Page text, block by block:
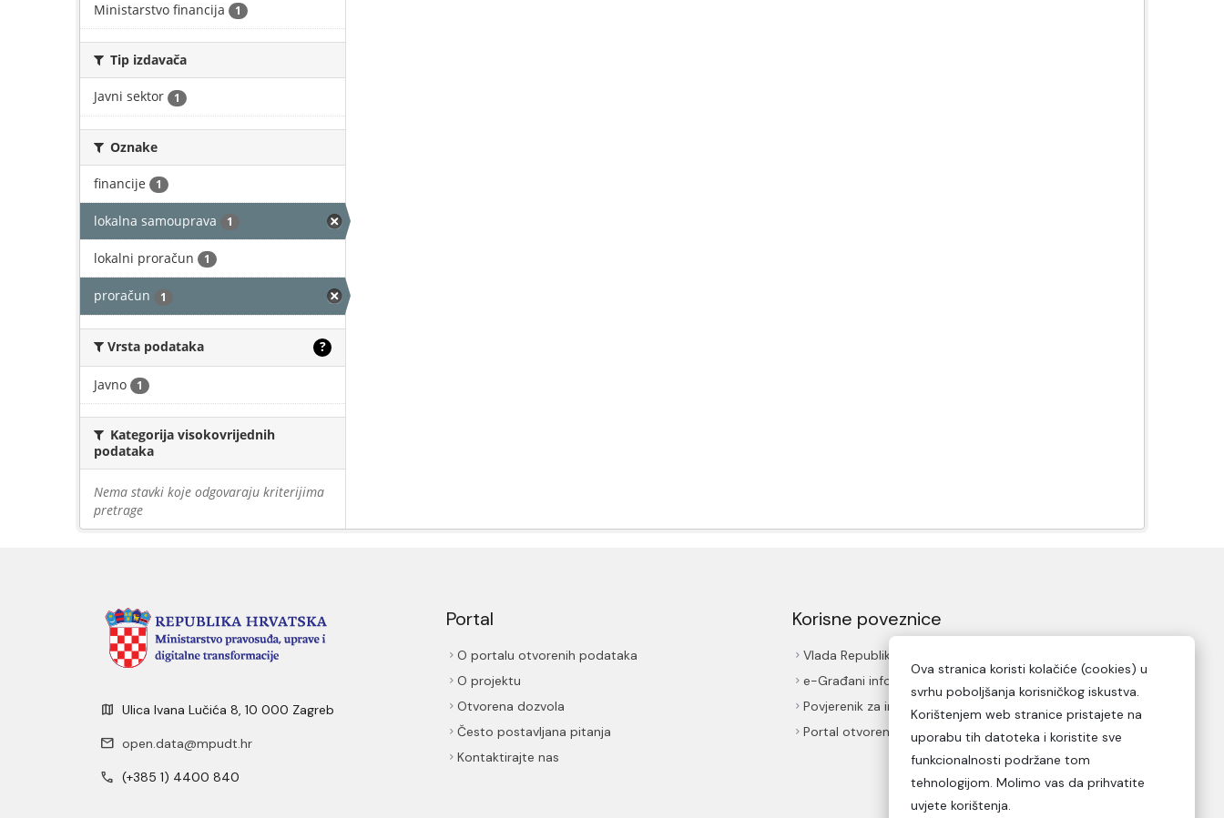
Ministarstvo financija 1
Tip izdavača
Javni sektor 1
Oznake
financije 1
lokalna samouprava 1
lokalni proračun 1
proračun 1
Vrsta podataka ?
Javno 1
Kategorija visokovrijednih
podataka
Nema stavki koje odgovaraju kriterijima
pretrage